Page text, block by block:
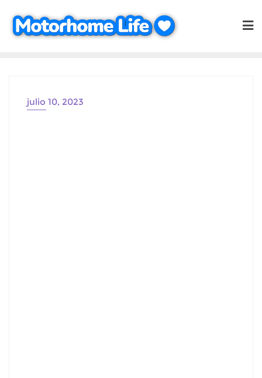
contenido
julio 10, 2023